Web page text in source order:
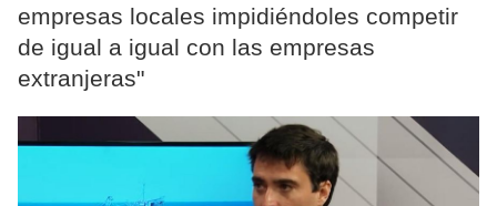
empresas locales impidiéndoles competir
de igual a igual con las empresas
extranjeras"